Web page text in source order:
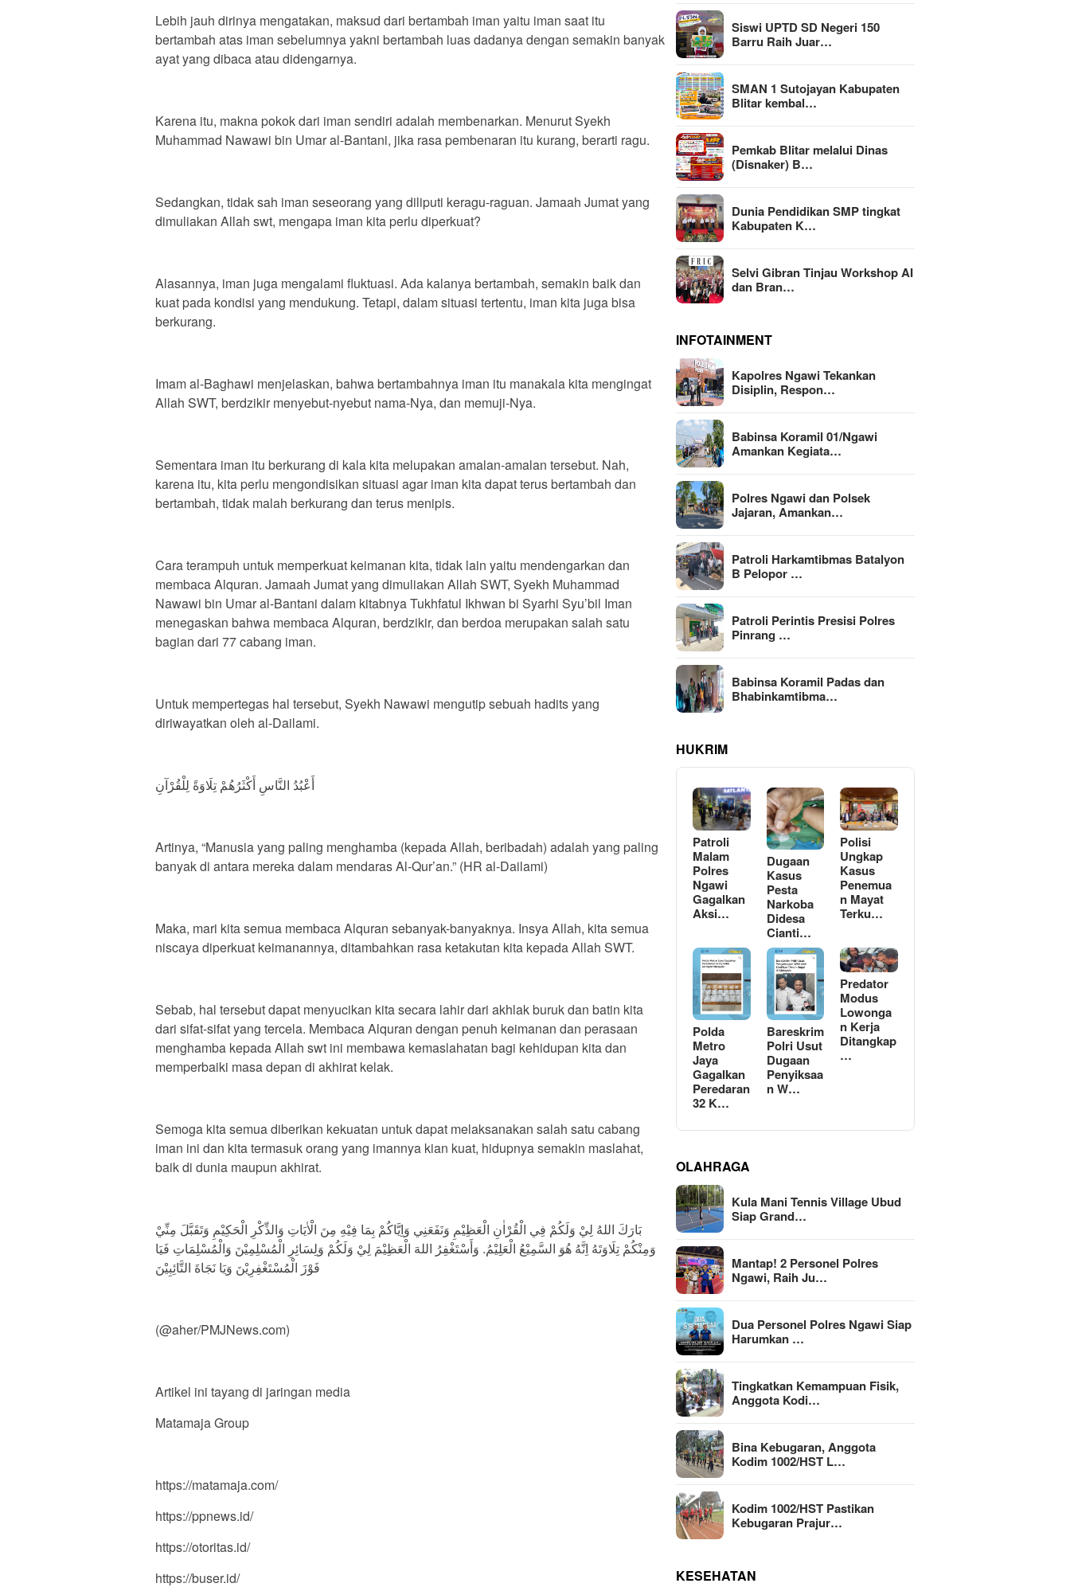
Lebih jauh dirinya mengatakan, maksud dari bertambah iman yaitu iman saat itu
bertambah atas iman sebelumnya yakni bertambah luas dadanya dengan semakin banyak
ayat yang dibaca atau didengarnya.
Karena itu, makna pokok dari iman sendiri adalah membenarkan. Menurut Syekh
Muhammad Nawawi bin Umar al-Bantani, jika rasa pembenaran itu kurang, berarti ragu.
Sedangkan, tidak sah iman seseorang yang diliputi keragu-raguan. Jamaah Jumat yang
dimuliakan Allah swt, mengapa iman kita perlu diperkuat?
Alasannya, iman juga mengalami fluktuasi. Ada kalanya bertambah, semakin baik dan
kuat pada kondisi yang mendukung. Tetapi, dalam situasi tertentu, iman kita juga bisa
berkurang.
Imam al-Baghawi menjelaskan, bahwa bertambahnya iman itu manakala kita mengingat
Allah SWT, berdzikir menyebut-nyebut nama-Nya, dan memuji-Nya.
Sementara iman itu berkurang di kala kita melupakan amalan-amalan tersebut. Nah,
karena itu, kita perlu mengondisikan situasi agar iman kita dapat terus bertambah dan
bertambah, tidak malah berkurang dan terus menipis.
Cara terampuh untuk memperkuat keimanan kita, tidak lain yaitu mendengarkan dan
membaca Alquran. Jamaah Jumat yang dimuliakan Allah SWT, Syekh Muhammad
Nawawi bin Umar al-Bantani dalam kitabnya Tukhfatul Ikhwan bi Syarhi Syu’bil Iman
menegaskan bahwa membaca Alquran, berdzikir, dan berdoa merupakan salah satu
bagian dari 77 cabang iman.
Untuk mempertegas hal tersebut, Syekh Nawawi mengutip sebuah hadits yang
diriwayatkan oleh al-Dailami.
أَعْبُدُ النَّاسِ أَكْثَرُهُمْ تِلَاوَةً لِلْقُرْآنِ
Artinya, “Manusia yang paling menghamba (kepada Allah, beribadah) adalah yang paling
banyak di antara mereka dalam mendaras Al-Qur’an.” (HR al-Dailami)
Maka, mari kita semua membaca Alquran sebanyak-banyaknya. Insya Allah, kita semua
niscaya diperkuat keimanannya, ditambahkan rasa ketakutan kita kepada Allah SWT.
Sebab, hal tersebut dapat menyucikan kita secara lahir dari akhlak buruk dan batin kita
dari sifat-sifat yang tercela. Membaca Alquran dengan penuh keimanan dan perasaan
menghamba kepada Allah swt ini membawa kemaslahatan bagi kehidupan kita dan
memperbaiki masa depan di akhirat kelak.
Semoga kita semua diberikan kekuatan untuk dapat melaksanakan salah satu cabang
iman ini dan kita termasuk orang yang imannya kian kuat, hidupnya semakin maslahat,
baik di dunia maupun akhirat.
بَارَكَ اللهُ لِيْ وَلَكُمْ فِي الْقُرْاٰنِ الْعَظِيْمِ وَنَفَعَنِي وَاِيَّاكُمْ بِمَا فِيْهِ مِنَ الْاٰيَاتِ وَالذِّكْرِ الْحَكِيْمِ وَتَقَبَّلَ مِنِّيْ
وَمِنْكُمْ تِلَاوَتَهُ اِنَّهُ هُوَ السَّمِيْعُ الْعَلِيْمُ. وَأَسْتَغْفِرُ اللهَ الْعَظِيْمَ لِيْ وَلَكُمْ وَلِسَائِرِ الْمُسْلِمِيْنَ وَالْمُسْلِمَاتِ فَيَا
فَوْزَ الْمُسْتَغْفِرِيْنَ وَيَا نَجَاةَ التَّائِبِيْنَ
(@aher/PMJNews.com)
Artikel ini tayang di jaringan media
Matamaja Group
https://matamaja.com/
https://ppnews.id/
https://otoritas.id/
https://buser.id/
Siswi UPTD SD Negeri 150
Barru Raih Juar…
SMAN 1 Sutojayan Kabupaten
Blitar kembal…
Pemkab Blitar melalui Dinas
(Disnaker) B…
Dunia Pendidikan SMP tingkat
Kabupaten K…
Selvi Gibran Tinjau Workshop AI
dan Bran…
INFOTAINMENT
Kapolres Ngawi Tekankan
Disiplin, Respon…
Babinsa Koramil 01/Ngawi
Amankan Kegiata…
Polres Ngawi dan Polsek
Jajaran, Amankan…
Patroli Harkamtibmas Batalyon
B Pelopor …
Patroli Perintis Presisi Polres
Pinrang …
Babinsa Koramil Padas dan
Bhabinkamtibma…
HUKRIM
Patroli
Malam
Polres
Ngawi
Gagalkan
Aksi…
Dugaan
Kasus
Pesta
Narkoba
Didesa
Cianti…
Polisi
Ungkap
Kasus
Penemua
n Mayat
Terku…
Polda
Metro
Jaya
Gagalkan
Peredaran
32 K…
Bareskrim
Polri Usut
Dugaan
Penyiksaa
n W…
Predator
Modus
Lowonga
n Kerja
Ditangkap
…
OLAHRAGA
Kula Mani Tennis Village Ubud
Siap Grand…
Mantap! 2 Personel Polres
Ngawi, Raih Ju…
Dua Personel Polres Ngawi Siap
Harumkan …
Tingkatkan Kemampuan Fisik,
Anggota Kodi…
Bina Kebugaran, Anggota
Kodim 1002/HST L…
Kodim 1002/HST Pastikan
Kebugaran Prajur…
KESEHATAN